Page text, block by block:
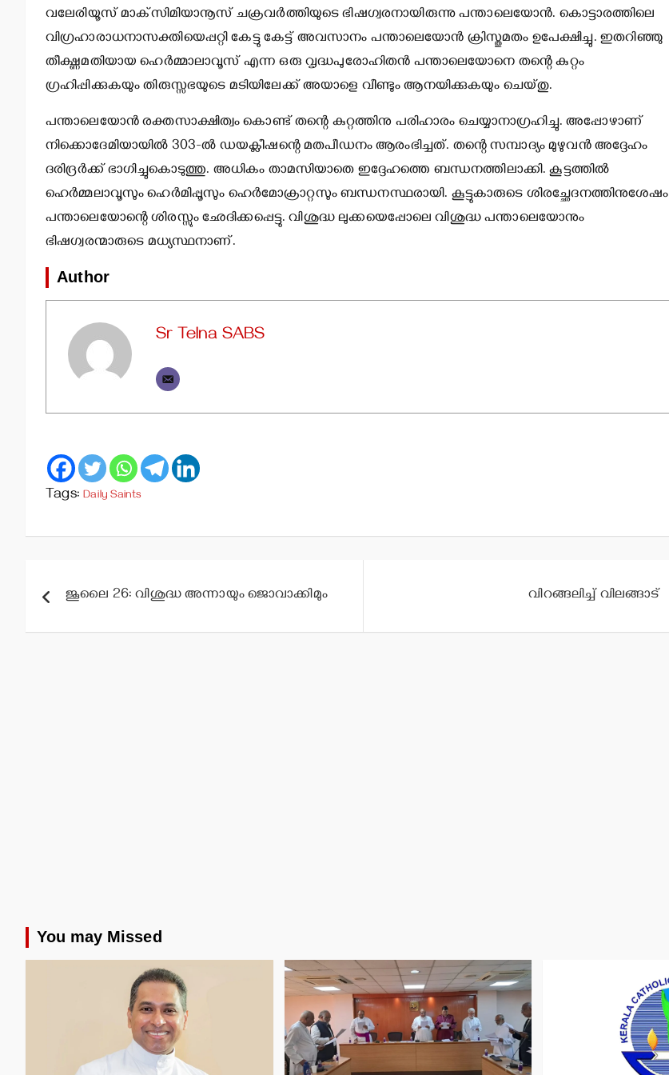
വലേരിയൂസ് മാക്‌സിമിയാനൂസ് ചക്രവര്‍ത്തിയുടെ ഭിഷഗ്വരനായിരുന്നു പന്താലെയോന്‍. കൊട്ടാരത്തിലെ
വിഗ്രഹാരാധനാസക്തിയെപ്പറ്റി കേട്ടു കേട്ട് അവസാനം പന്താലെയോന്‍ ക്രിസ്തുമതം ഉപേക്ഷിച്ചു. ഇതറിഞ്ഞു
തീക്ഷ്ണമതിയായ ഹെര്‍മ്മാലാവൂസ് എന്ന ഒരു വൃദ്ധപുരോഹിതന്‍ പന്താലെയോനെ തന്റെ കുറ്റം
ഗ്രഹിപ്പിക്കുകയും തിരുസ്സഭയുടെ മടിയിലേക്ക് അയാളെ വീണ്ടും ആനയിക്കുകയും ചെയ്തു.
പന്താലെയോന്‍ രക്തസാക്ഷിത്വം കൊണ്ട് തന്റെ കുറ്റത്തിനു പരിഹാരം ചെയ്യാനാഗ്രഹിച്ചു. അപ്പോഴാണ്
നിക്കൊദേമിയായില്‍ 303-ല്‍ ഡയക്ലീഷന്റെ മതപീഡനം ആരംഭിച്ചത്. തന്റെ സമ്പാദ്യം മുഴുവന്‍ അദ്ദേഹം
ദരിദ്രര്‍ക്ക് ഭാഗിച്ചുകൊടുത്തു. അധികം താമസിയാതെ ഇദ്ദേഹത്തെ ബന്ധനത്തിലാക്കി. കൂട്ടത്തില്‍
ഹെര്‍മ്മലാവൂസും ഹെര്‍മിപ്പൂസും ഹെര്‍മോക്രാറ്റസും ബന്ധനസ്ഥരായി. കൂട്ടുകാരുടെ ശിരച്ഛേദനത്തിനുശേഷം
പന്താലെയോന്റെ ശിരസ്സും ഛേദിക്കപ്പെട്ടു. വിശുദ്ധ ലുക്കയെപ്പോലെ വിശുദ്ധ പന്താലെയോനും
ഭിഷഗ്വരന്മാരുടെ മധ്യസ്ഥനാണ്.
Author
Sr Telna SABS
Tags: Daily Saints
navigation
ജൂലൈ 26: വിശുദ്ധ അന്നായും ജൊവാക്കിമും വിറങ്ങലിച്ച് വിലങ്ങാട്
You may Missed